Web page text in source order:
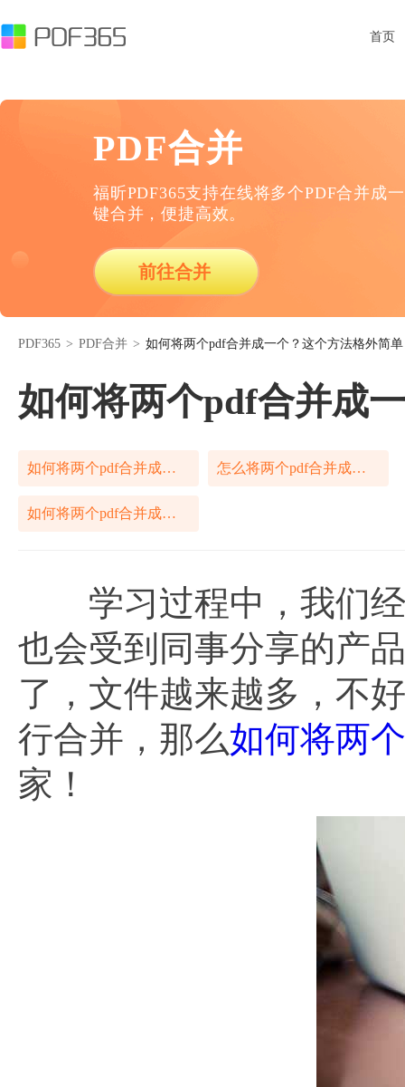
首页
PDF合并
福昕PDF365支持在线将多个PDF合并成
键合并，便捷高效。
前往合并
PDF365 > PDF合并 > 如何将两个pdf合并成一个？这个方法格外简单
如何将两个pdf合并成
如何将两个pdf合并成一个 怎么将两个pdf合并成一个
如何将两个pdf合并成一个怎样做
学习过程中，我们经
也会受到同事分享的产
了，文件越来越多，不
行合并，那么如何将两
家！